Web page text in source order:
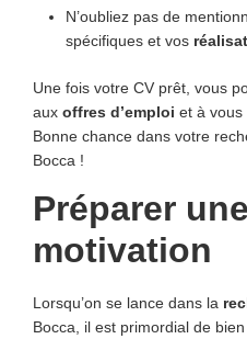
N’oubliez pas de
spécifiques et vos
Une fois votre CV prêt, vous
aux offres d’emploi et à
Bonne chance dans votre
Bocca !
Préparer
motivation
Lorsqu’on se lance dans la
Bocca, il est primordial de